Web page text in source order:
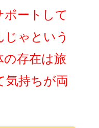
ポートして
じゃという
存在は旅
気持ちが両